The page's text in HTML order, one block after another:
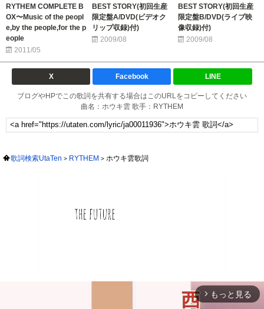
RYTHEM COMPLETE B
OX〜Music of the peopl
e,by the people,for the p
eople
2011/05
BEST STORY(初回生産
限定盤A/DVD(ビデオク
リップ収録)付)
2009/08
BEST STORY(初回生産
限定盤B/DVD(ライブ映
像収録)付)
2009/08
X Facebook LINE
ブログやHPでこの歌詞を共有する場合はこのURLをコピーしてください
曲名：ホウキ雲 歌手：RYTHEM
歌詞検索UtaTen RYTHEM ホウキ雲歌詞
arrow_forward_ios もっと見る